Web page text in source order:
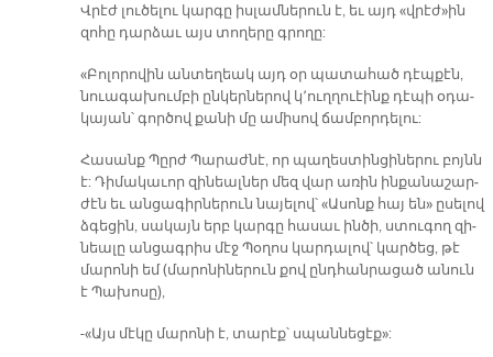
Վրէժ լու­ծե­լու կար­գը իս­լամ­նե­րուն է, եւ այդ «վրէժ»ին
զո­հը դար­ձաւ այս տո­ղե­րը գրո­ղը:
«Բո­լո­րո­վին ան­տե­ղեակ այդ օր պա­տա­հած դէպ­քէն,
նուա­գա­խում­բի ըն­կեր­նե­րով կ՚ուղ­ղուէինք դէ­պի օ­դա­
կա­յան՝ գոր­ծով քա­նի մը ա­մի­սով ճամ­բոր­դե­լու:
Հա­սանք Պըրժ Պա­րաժ­նէ, որ պա­ղես­տին­ցի­նե­րու բոյնն
է: Դի­մա­կա­ւոր զի­նեալ­ներ մեզ վար ա­ռին ին­քա­նա­շար­
ժէն եւ ան­ցա­գիր­նե­րուն նա­յե­լով՝ «Ա­սոնք հայ են» ը­սե­լով
ձգե­ցին, սա­կայն երբ կար­գը հա­սաւ ին­ծի, ստու­գող զի­
նեա­լը ան­ցագ­րիս մէջ Պօ­ղոս կար­դա­լով՝ կար­ծեց, թէ
մա­րո­նի եմ (մա­րո­նի­նե­րուն քով ընդ­հան­րա­ցած ա­նուն
է Պա­խո­սը),
-«Այս մէ­կը մա­րո­նի է, տա­րէք՝ սպան­նե­ցէք»: